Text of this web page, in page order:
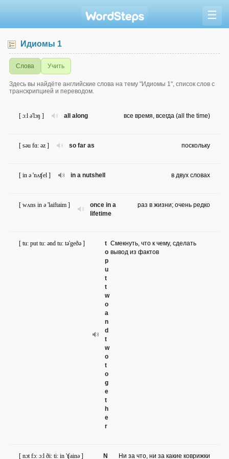
☰
Идиомы 1
Слова Учить
Здесь вы найдёте английские слова на тему "Идиомы 1", список слов с
транскрипцией и переводом.
all along
[ ɔ:l ə'lɔŋ ] все время, всегда (all the time)
so far as
[ səu fɑ: əz ] поскольку
in a nutshell
[ in ə 'nʌʧel ] в двух словах
once in a
lifetime
[ wʌns in ə 'laiftaim ] раз в жизни; очень редко
t
o
p
u
t
t
w
o
a
n
d
t
w
o
t
o
g
e
t
h
e
r
[ tu: put tu: ənd tu: tə'geðə ]
Смекнуть, что к чему, сделать
вывод из фактов
N
[ nɔt fɔ: ɔ:l ði: ti: in 'ʧainə ] Ни за что, ни за какие коврижки